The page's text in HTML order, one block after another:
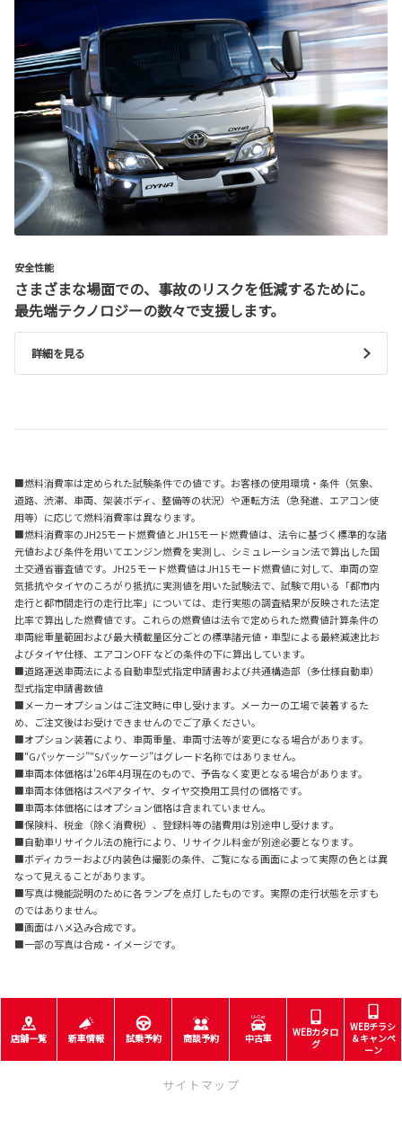
安全性能
さまざまな場面での、事故のリスクを低減するために。
最先端テクノロジーの数々で支援します。
詳細を見る
■燃料消費率は定められた試験条件での値です。お客様の使用環境・条件（気象、
道路、渋滞、車両、架装ボディ、整備等の状況）や運転方法（急発進、エアコン使
用等）に応じて燃料消費率は異なります。
■燃料消費率のJH25モード燃費値とJH15モード燃費値は、法令に基づく標準的な諸
元値および条件を用いてエンジン燃費を実測し、シミュレーション法で算出した国
土交通省審査値です。JH25 モード燃費値はJH15 モード燃費値に対して、車両の空
気抵抗やタイヤのころがり抵抗に実測値を用いた試験法で、試験で用いる「都市内
走行と都市間走行の走行比率」については、走行実態の調査結果が反映された法定
比率で算出した燃費値です。これらの燃費値は法令で定められた燃費値計算条件の
車両総重量範囲および最大積載量区分ごとの標準諸元値・車型による最終減速比お
よびタイヤ仕様、エアコンOFF などの条件の下に算出しています。
■道路運送車両法による自動車型式指定申請書および共通構造部（多仕様自動車）
型式指定申請書数値
■メーカーオプションはご注文時に申し受けます。メーカーの工場で装着するた
め、ご注文後はお受けできませんのでご了承ください。
■オプション装着により、車両重量、車両寸法等が変更になる場合があります。
■“Gパッケージ”“Sパッケージ”はグレード名称ではありません。
■車両本体価格は'26年4月現在のもので、予告なく変更となる場合があります。
■車両本体価格はスペアタイヤ、タイヤ交換用工具付の価格です。
■車両本体価格にはオプション価格は含まれていません。
■保険料、税金（除く消費税）、登録料等の諸費用は別途申し受けます。
■自動車リサイクル法の施行により、リサイクル料金が別途必要となります。
■ボディカラーおよび内装色は撮影の条件、ご覧になる画面によって実際の色とは異
なって見えることがあります。
■写真は機能説明のために各ランプを点灯したものです。実際の走行状態を示すも
のではありません。
■画面はハメ込み合成です。
■一部の写真は合成・イメージです。
店舗一覧 新車情報 試乗予約 商談予約 中古車
WEBカタロ
グ
WEBチラシ
＆キャンペ
ーン
サイトマップ